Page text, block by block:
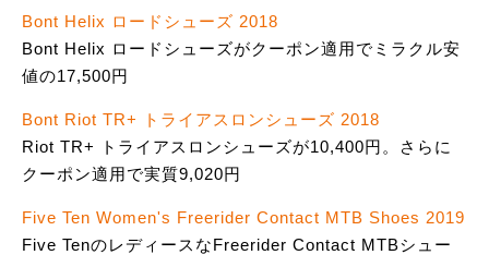
Bont Helix ロードシューズ 2018
Bont Helix ロードシューズがクーポン適用でミラクル安
値の17,500円
Bont Riot TR+ トライアスロンシューズ 2018
Riot TR+ トライアスロンシューズが10,400円。さらに
クーポン適用で実質9,020円
Five Ten Women's Freerider Contact MTB Shoes 2019
Five TenのレディースなFreerider Contact MTBシュー